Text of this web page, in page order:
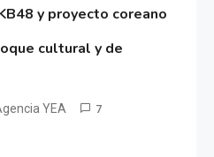
y proyecto coreano
cultural y de
YEA 7